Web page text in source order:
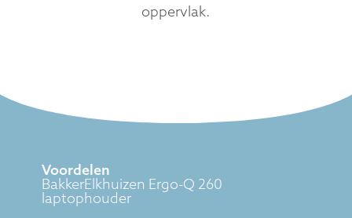
oppervlak.
Voordelen
BakkerElkhuizen Ergo-Q 260
laptophouder